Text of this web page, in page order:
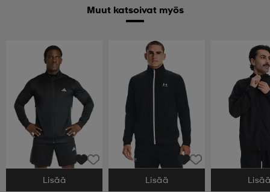
Muut katsoivat myös
Valitse Koko
Lisää Valitse Koko
Lisää Valitse Koko